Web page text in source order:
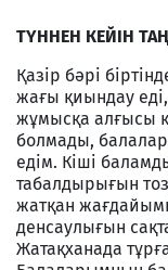
ТҮННЕН КЕЙІН
Қазір бәрі
жағы қиындау
жұмысқа алғысы
болмады,
едім. Кіші
табалдырығын
жатқан
денсаулығын
Жатақханада